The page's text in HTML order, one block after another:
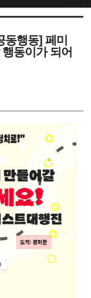
행동] 페미
동이가 되어
5
5